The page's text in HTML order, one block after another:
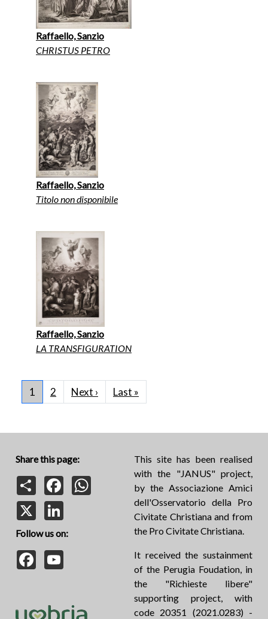
Raffaello, Sanzio
CHRISTUS PETRO
Raffaello, Sanzio
Titolo non disponibile
Raffaello, Sanzio
LA TRANSFIGURATION
1 2 Next › Next page
Last »
Share this page:
Share
Facebook
Follow us on:
Facebook
This site has been realised
with the "JANUS" project,
by the Associazione Amici
dell'Osservatorio della Pro
Civitate Christiana and from
the Pro Civitate Christiana.
It received the sustainment
of the Perugia Foudation, in
the "Richieste libere"
supporting project, with
code 20351 (2021.0283) -